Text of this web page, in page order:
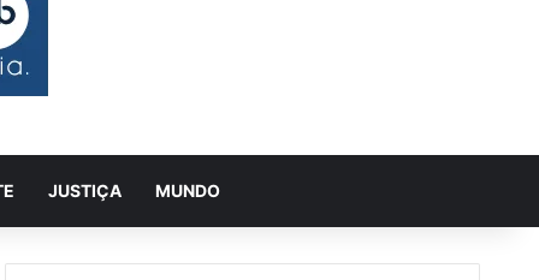
JUSTIÇA MUNDO